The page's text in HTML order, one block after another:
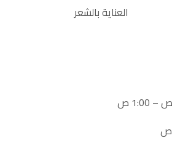
العناية بالشعر